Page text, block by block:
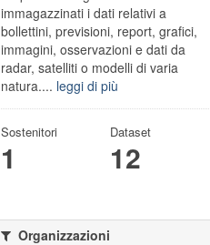
immagazzinati i dati relativi a
bollettini, previsioni, report, grafici,
immagini, osservazioni e dati da
radar, satelliti o modelli di varia
natura.... leggi di più
Sostenitori
1
Dataset
12
Organizzazioni